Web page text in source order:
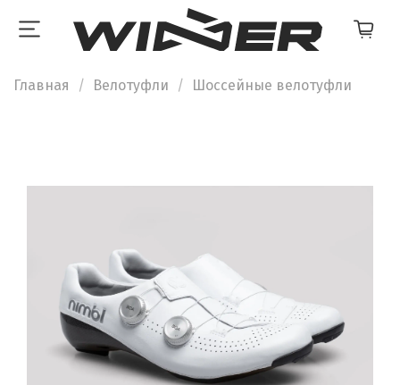
Главная Велотуфли Шоссейные велотуфли